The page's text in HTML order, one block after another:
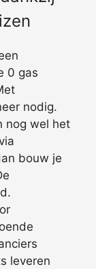
0 gas
nodig.
nog wel het
bouw je
leveren